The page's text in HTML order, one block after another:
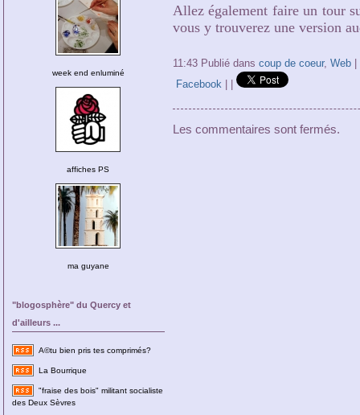
week end enluminé
affiches PS
ma guyane
"blogosphère" du Quercy et
d'ailleurs ...
A©tu bien pris tes comprimés?
La Bourrique
"fraise des bois" militant socialiste
des Deux Sèvres
Allez également faire un tour
vous y trouverez une version
11:43 Publié dans coup de coeur, Web|
Facebook|
Les commentaires sont fermés.